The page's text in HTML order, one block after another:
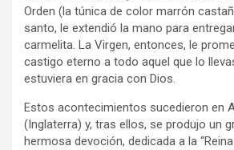
Orden (la túnica de color marrón
santo, le extendió la mano para
carmelita. La Virgen, entonces, le
castigo eterno a todo aquel que lo
estuviera en gracia con Dios.
Estos acontecimientos sucedieron en
(Inglaterra) y, tras ellos, se produjo un
hermosa devoción, dedicada a la